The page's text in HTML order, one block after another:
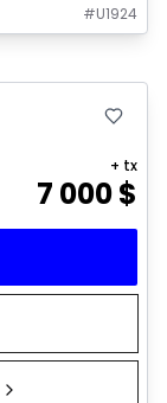
#U1924
7 000$
+ tx